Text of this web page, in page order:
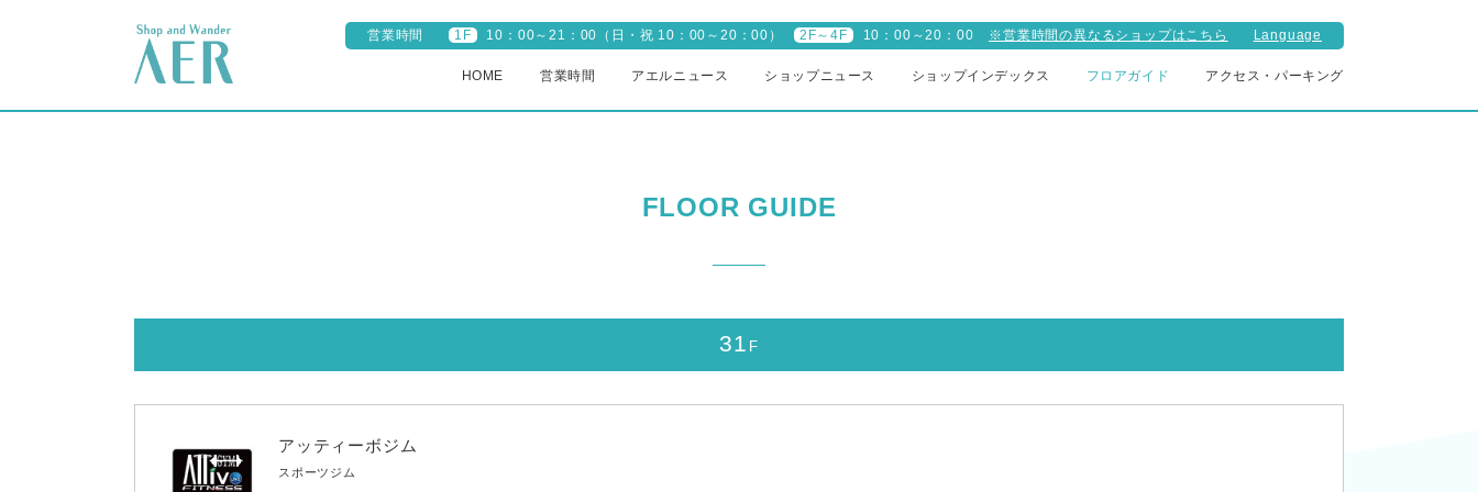
営業時間 1F 10：00～21：00（日・祝 10：00～20：00） 2F～4F 10：00～20：00 ※営業時間の異なるショップはこちら Language
HOME 営業時間 アエルニュース ショップニュース ショップインデックス フロアガイド アクセス・パーキング
FLOOR GUIDE
31 F
アッティーボジム
スポーツジム